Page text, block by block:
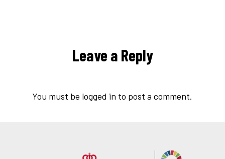
Leave a Reply
You must be logged in to post a comment.